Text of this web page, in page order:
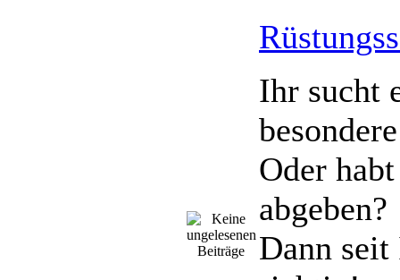
Ihr sucht
Oder
abgeben?
Dann